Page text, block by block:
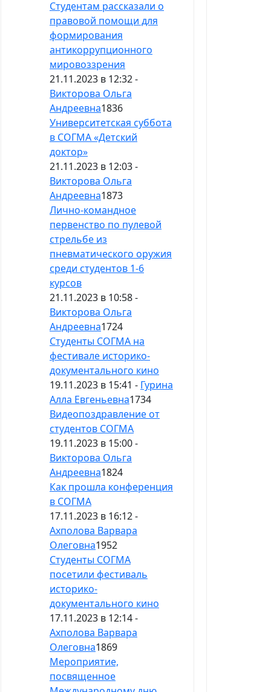
Студентам рассказали о
правовой помощи для
формирования
антикоррупционного
мировоззрения
21.11.2023 в 12:32 -
Викторова Ольга
Андреевна1836
Университетская суббота
в СОГМА «Детский
доктор»
21.11.2023 в 12:03 -
Викторова Ольга
Андреевна1873
Лично-командное
первенство по пулевой
стрельбе из
пневматического оружия
среди студентов 1-6
курсов
21.11.2023 в 10:58 -
Викторова Ольга
Андреевна1724
Студенты СОГМА на
фестивале историко-
документального кино
19.11.2023 в 15:41 - Гурина
Алла Евгеньевна1734
Видеопоздравление от
студентов СОГМА
19.11.2023 в 15:00 -
Викторова Ольга
Андреевна1824
Как прошла конференция
в СОГМА
17.11.2023 в 16:12 -
Ахполова Варвара
Олеговна1952
Студенты СОГМА
посетили фестиваль
историко-
документального кино
17.11.2023 в 12:14 -
Ахполова Варвара
Олеговна1869
Мероприятие,
посвященное